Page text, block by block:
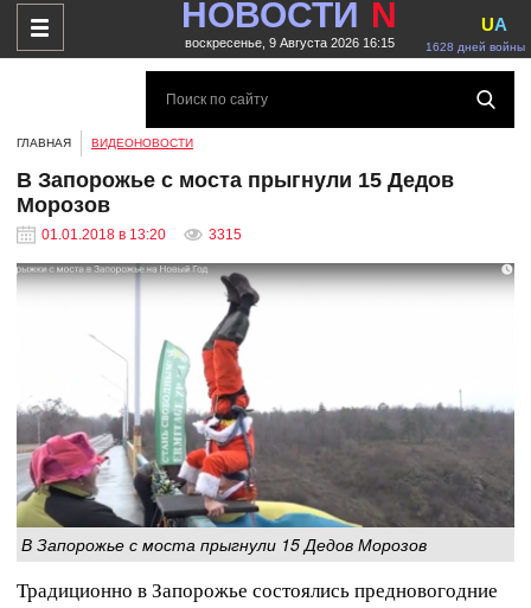
НОВОСТИ N
воскресенье, 9 Августа 2026 16:15 1628 дней войны
UA
ГЛАВНАЯ ВИДЕОНОВОСТИ
В Запорожье с моста прыгнули 15 Дедов
Морозов
01.01.2018 в 13:20 3315
В Запорожье с моста прыгнули 15 Дедов Морозов
Традиционно в Запорожье состоялись предновогодние